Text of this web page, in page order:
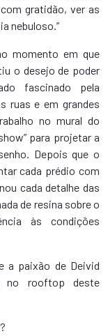
gratidão, ver as
nebuloso.”
momento em que
o desejo de poder
fascinado pela
ruas e em grandes
no mural do
para projetar a
Depois que o
cada prédio com
cada detalhe das
de resina sobre o
às condições
a paixão de Deivid
no rooftop deste